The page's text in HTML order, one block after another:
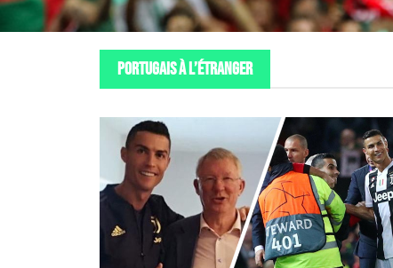
PORTUGAIS À L’ÉTRANGER